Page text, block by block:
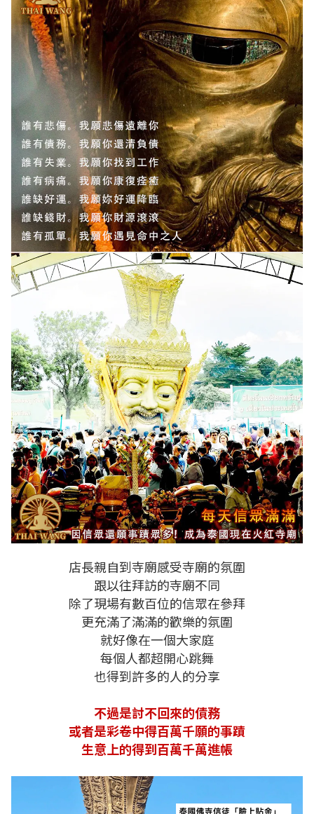
店長親自到寺廟感受寺廟的氛圍
跟以往拜訪的寺廟不同
除了現場有數百位的信眾在參拜
更充滿了滿滿的歡樂的氛圍
就好像在一個大家庭
每個人都超開心跳舞
也得到許多的人的分享
不過是討不回來的債務
或者是彩卷中得百萬千願的事蹟
生意上的得到百萬千萬進帳